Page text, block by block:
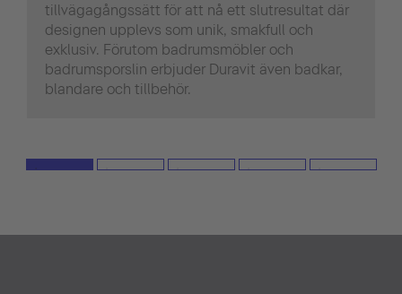
tillvägagångssätt för att nå ett slutresultat där
designen upplevs som unik, smakfull och
exklusiv. Förutom badrumsmöbler och
badrumsporslin erbjuder Duravit även badkar,
blandare och tillbehör.